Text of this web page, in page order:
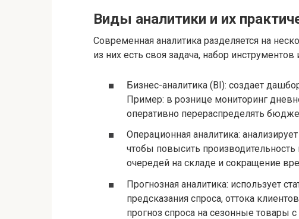
Виды аналитики и их
Современная аналитика разделяется на
из них есть своя задача, набор
Бизнес-аналитика (BI): создает
Пример: в рознице мониторинг
оперативно перераспределять
Операционная аналитика:
чтобы повысить
очередей на складе и сокращение
Прогнозная аналитика: использует
предсказания спроса, оттока
прогноз спроса на сезонные товары